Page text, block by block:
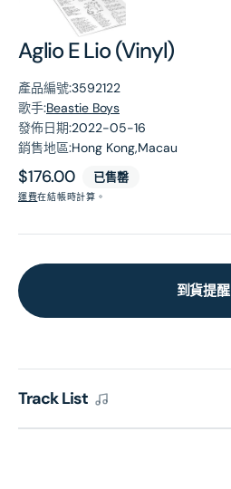
Aglio E Lio (Vinyl)
產品編號:3592122
歌手:Beastie Boys
發佈日期:2022-05-16
銷售地區:Hong Kong,Macau
原
價
$176.00 已售罄
運費在結帳時計算。
到貨提醒
Track List